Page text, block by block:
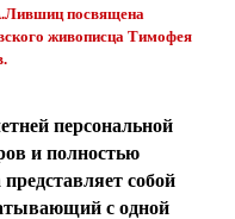
посвящена
живописца Тимофея
персональной
и полностью
собой
с одной